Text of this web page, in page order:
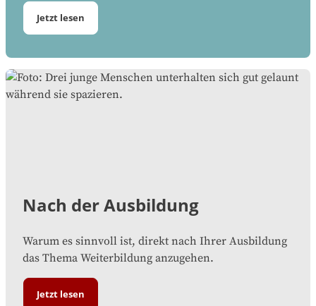
Jetzt lesen
Nach der Ausbildung
Warum es sinnvoll ist, direkt nach Ihrer Ausbildung
das Thema Weiterbildung anzugehen.
Jetzt lesen